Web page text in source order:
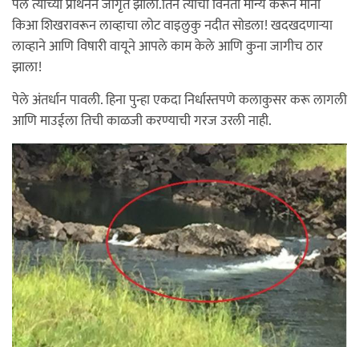
पेले त्याच्या प्रार्थनेने जागृत झाली.तिने त्याची विनंती मान्य करून मौना
किआ शिखरावरून लाव्हाचा लोट वाइलुकु नदीत सोडला! खदखदणार्‍या
लाव्हाने आणि विषारी वायूने आपले काम केले आणि कुना जागीच ठार
झाला!
पेले अंतर्धान पावली. हिना पुन्हा एकदा निर्धास्तपणे कलाकुसर करू लागली
आणि माउईला तिची काळजी करण्याची गरज उरली नाही.